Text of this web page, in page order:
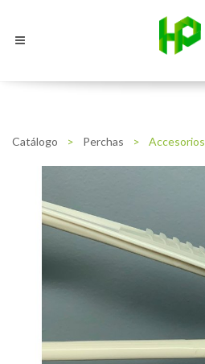
Catálogo > Perchas > Accesorios